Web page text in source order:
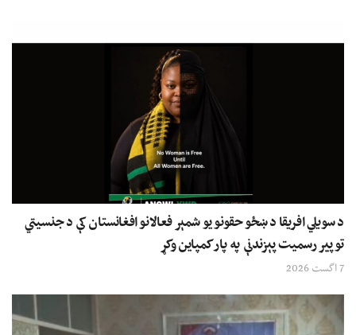
د سویلي افریقا د ښځو حقونو یو شمېر فعالانو افغانستان کې د جنسیتي
توپیر رسمیت پېزندنې په پار کمپاین وکړ
7 اگست 2026